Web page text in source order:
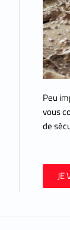
Peu
vous
de
JE